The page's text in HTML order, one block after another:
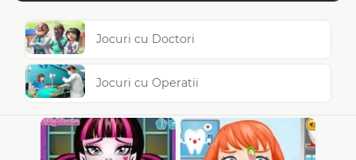
Jocuri cu Doctori
Jocuri cu Operatii